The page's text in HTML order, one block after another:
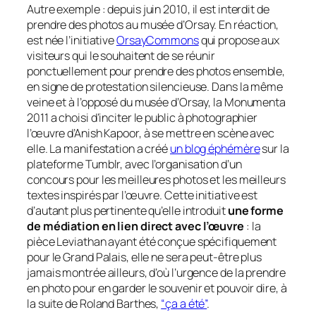
Autre exemple : depuis juin 2010, il est interdit de
prendre des photos au musée d’Orsay. En réaction,
est née l’initiativeOrsayCommonsqui propose aux
visiteurs qui le souhaitent de se réunir
ponctuellement pour prendre des photos ensemble,
en signe de protestation silencieuse. Dans la même
veine et à l’opposé du musée d’Orsay, la Monumenta
2011 a choisi d’inciter le public à photographier
l’œuvre d’Anish Kapoor, à se mettre en scène avec
elle. La manifestation a crééun blog éphémèresur la
plateforme Tumblr, avec l’organisation d’un
concours pour les meilleures photos et les meilleurs
textes inspirés par l’œuvre. Cette initiative est
d’autant plus pertinente qu’elle introduitune forme
de médiation en lien direct avec l’œuvre : la
pièce Leviathan ayant été conçue spécifiquement
pour le Grand Palais, elle ne sera peut-être plus
jamais montrée ailleurs, d’où l’urgence de la prendre
en photo pour en garder le souvenir et pouvoir dire, à
la suite de Roland Barthes, “ça a été”.